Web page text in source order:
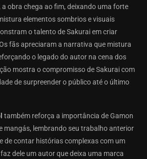
a obra chega ao fim, deixando uma forte
elementos sombrios e visuais
o talento de Sakurai em criar
fãs apreciaram a narrativa que mistura
o legado do autor na cena dos
mostra o compromisso de Sakurai com
de surpreender o público até o último
também reforça a importância de Gamon
mangás, lembrando seu trabalho anterior
de contar histórias complexas com um
dele um autor que deixa uma marca